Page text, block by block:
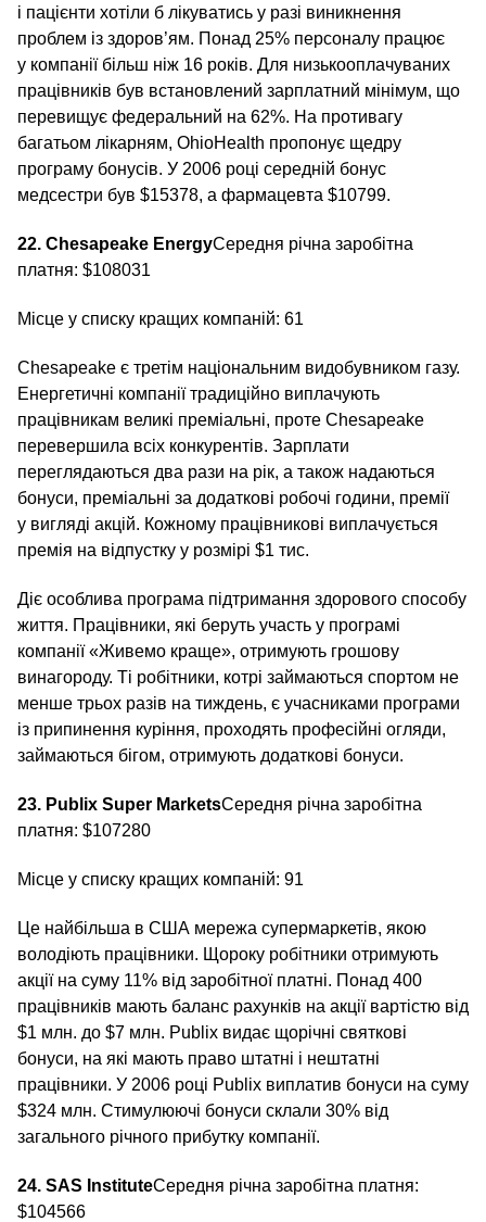
і пацієнти хотіли б лікуватись у разі виникнення
проблем із здоров’ям. Понад 25% персоналу працює
у компанії більш ніж 16 років. Для низькооплачуваних
працівників був встановлений зарплатний мінімум, що
перевищує федеральний на 62%. На противагу
багатьом лікарням, OhioHealth пропонує щедру
програму бонусів. У 2006 році середній бонус
медсестри був $15378, а фармацевта $10799.
22. Chesapeake EnergyСередня річна заробітна
платня: $108031
Місце у списку кращих компаній: 61
Chesapeake є третім національним видобувником газу.
Енергетичні компанії традиційно виплачують
працівникам великі преміальні, проте Chesapeake
перевершила всіх конкурентів. Зарплати
переглядаються два рази на рік, а також надаються
бонуси, преміальні за додаткові робочі години, премії
у вигляді акцій. Кожному працівникові виплачується
премія на відпустку у розмірі $1 тис.
Діє особлива програма підтримання здорового способу
життя. Працівники, які беруть участь у програмі
компанії «Живемо краще», отримують грошову
винагороду. Ті робітники, котрі займаються спортом не
менше трьох разів на тиждень, є учасниками програми
із припинення куріння, проходять професійні огляди,
займаються бігом, отримують додаткові бонуси.
23. Publix Super MarketsСередня річна заробітна
платня: $107280
Місце у списку кращих компаній: 91
Це найбільша в США мережа супермаркетів, якою
володіють працівники. Щороку робітники отримують
акції на суму 11% від заробітної платні. Понад 400
працівників мають баланс рахунків на акції вартістю від
$1 млн. до $7 млн. Publix видає щорічні святкові
бонуси, на які мають право штатні і нештатні
працівники. У 2006 році Publix виплатив бонуси на суму
$324 млн. Стимулюючі бонуси склали 30% від
загального річного прибутку компанії.
24. SAS InstituteСередня річна заробітна платня:
$104566